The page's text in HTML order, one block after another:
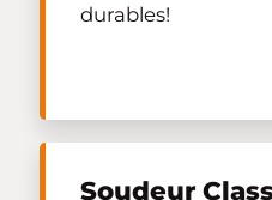
durables!
Soudeur